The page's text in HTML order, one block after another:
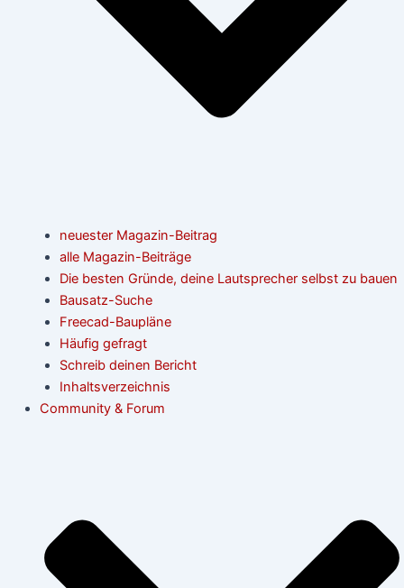
neuester Magazin-Beitrag
alle Magazin-Beiträge
Die besten Gründe, deine Lautsprecher selbst zu bauen
Bausatz-Suche
Freecad-Baupläne
Häufig gefragt
Schreib deinen Bericht
Inhaltsverzeichnis
Community & Forum